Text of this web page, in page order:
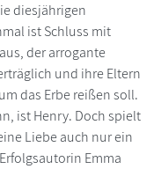
diesjährigen
ist Schluss mit
der arrogante
und ihre Eltern
das Erbe reißen soll.
ist Henry. Doch spielt
Liebe auch nur ein
Emma